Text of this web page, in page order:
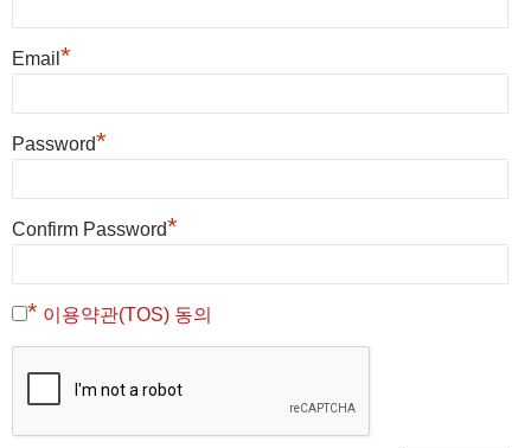
Email *
Password*
Confirm Password*
* 이용약관(TOS) 동의